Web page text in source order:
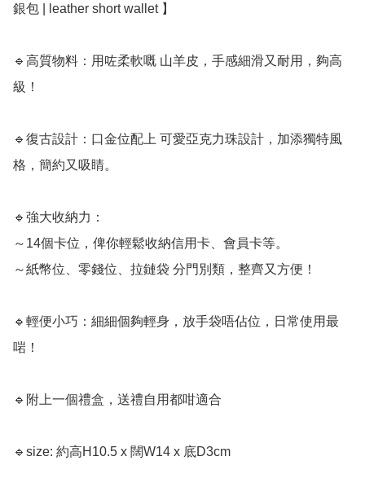
銀包 | leather short wallet 】
🔹高質物料：用咗柔軟嘅 山羊皮，手感細滑又耐用，夠高
級！
🔹復古設計：口金位配上 可愛亞克力珠設計，加添獨特風
格，簡約又吸睛。
🔹強大收納力：
～14個卡位，俾你輕鬆收納信用卡、會員卡等。
～紙幣位、零錢位、拉鏈袋 分門別類，整齊又方便！
🔹輕便小巧：細細個夠輕身，放手袋唔佔位，日常使用最
啱！
🔹附上一個禮盒，送禮自用都咁適合
🔹size: 約高H10.5 x 闊W14 x 底D3cm